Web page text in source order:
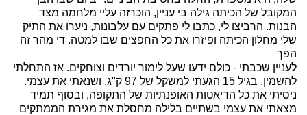
המקובל של הכיתה גילה בי עניין, הוכרזה עליי מלחמה מצד
הבנות. הרביצו לי, כתבו לי פתקים עם עלבונות, ניערו את התיק
שלי מחלון הכיתה ופיזרו את כל החפצים שבו למטה. די מהר זה
הפך
לעניין שכבתי - כולם ידעו שעל לימור יורדים וצוחקים. אז התחלתי
להשמין. בגיל 15 הגעתי למשקל של 97 ק"ג, ושנאתי את עצמי.
ניסיתי את כל הדיאטות האופנתיות של התקופה, ובסוף תמיד
מצאתי את עצמי בשתיים בלילה מחסלת את מגירת הממתקים